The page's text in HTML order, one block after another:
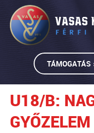
TÁMOGATÁS
U18/B:
GYŐZELEM